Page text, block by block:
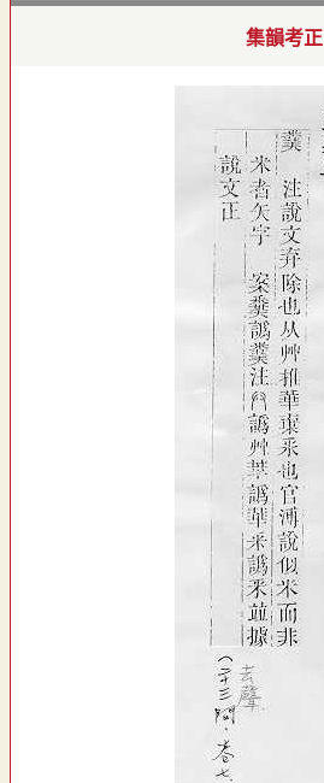
集韻考正